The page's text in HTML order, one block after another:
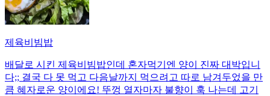
제육비빔밥
배달로 시킨 제육비빔밥인데 혼자먹기엔 양이 진짜 대박입니
다;; 결국 다 못 먹고 다음날까지 먹으려고 따로 남겨두었을 만
큼 혜자로운 양이에요! 뚜껑 열자마자 불향이 훅 나는데 고기